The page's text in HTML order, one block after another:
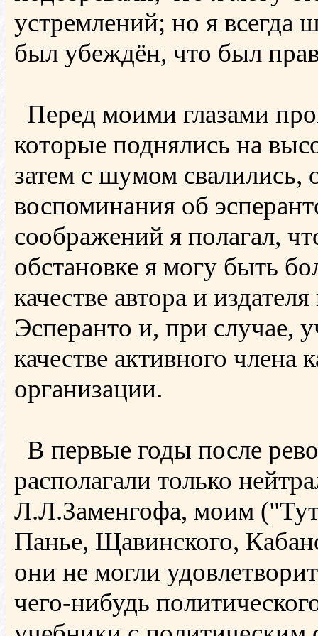
устремлений; но я всегда
был убеждён, что был
Перед моими глазами
которые поднялись на
затем с шумом свалились,
воспоминания об
соображений я полагал,
обстановке я могу быть
качестве автора и
Эсперанто и, при случае,
качестве активного члена
организации.
В первые годы после
располагали только
Л.Л.Заменгофа, моим
Панье, Щавинского,
они не могли
чего-нибудь